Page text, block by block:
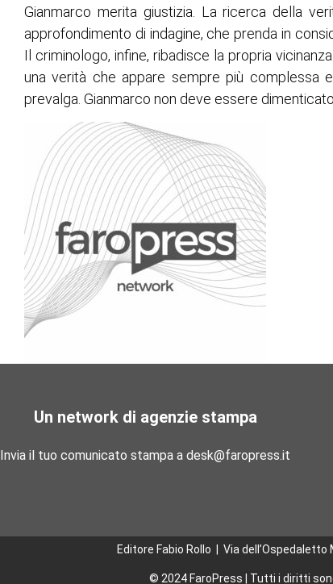
Gianmarco merita giustizia. La ricerca della
approfondimento di indagine, che prenda in
Il criminologo, infine, ribadisce la propria
una verità che appare sempre più complessa
prevalga. Gianmarco non deve essere
Un network di agenzie stampa
Invia il tuo comunicato stampa a desk@faropress.it
Editore Fabio Rollo | Via dell’Ospedaletto
© 2024 FaroPress | Tutti i diritti